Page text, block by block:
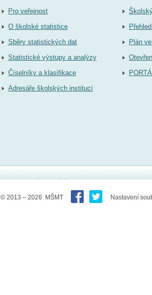
Pro veřejnost
O školské statistice
Sběry statistických dat
Statistické výstupy a analýzy
Číselníky a klasifikace
Adresáře školských institucí
Plán
© 2013 – 2026 MŠMT Nastavení